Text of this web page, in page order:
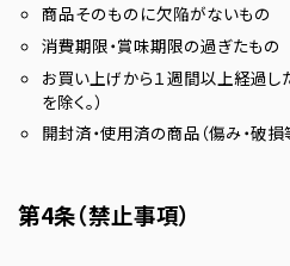
商品そのものに欠陥がないもの
消費期限・賞味期限の過ぎたもの
お買い上げから１週間以上経過し
を除く。）
開封済・使用済の商品（傷み・破損
第4条（禁止事項）